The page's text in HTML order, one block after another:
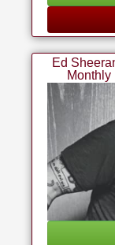
Ed
Exclusive